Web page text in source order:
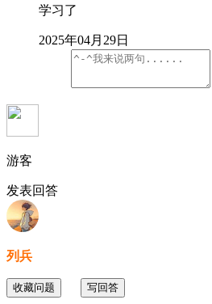
学习了
2025年04月29日
游客
发表回答
列兵
收藏问题 写回答